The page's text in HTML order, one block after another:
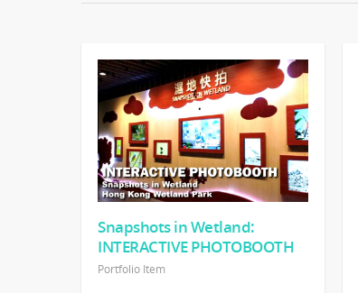
Snapshots in Wetland:
INTERACTIVE PHOTOBOOTH
Portfolio Item